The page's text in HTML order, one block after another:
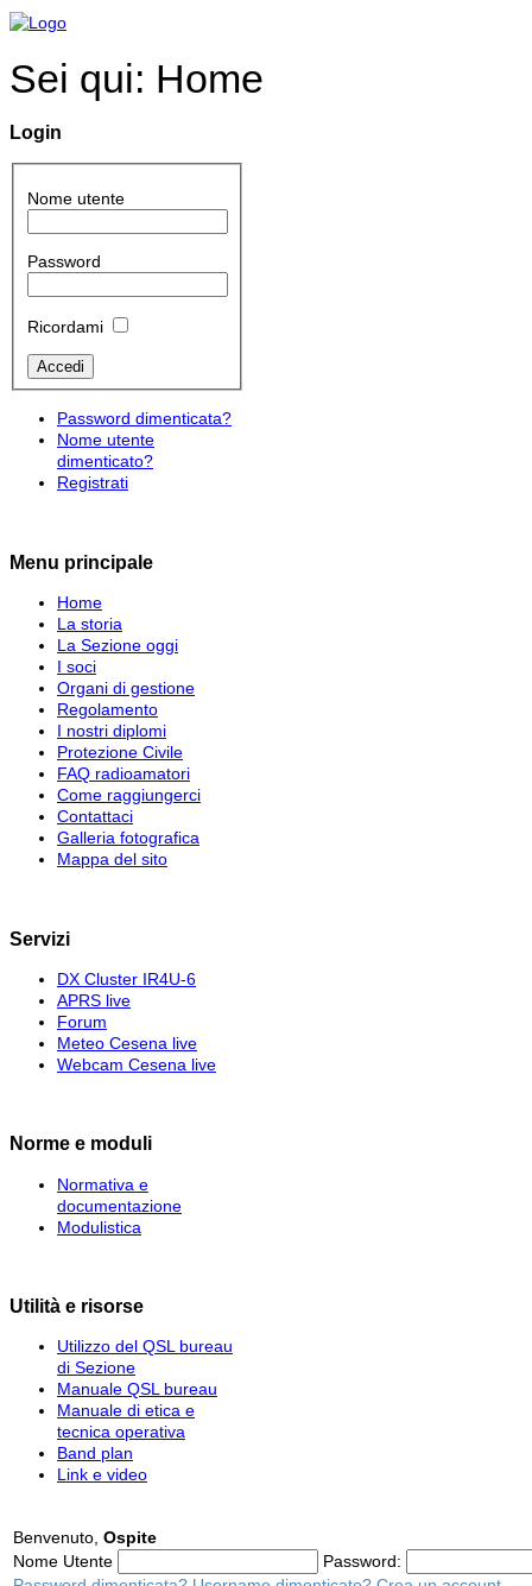
Sei qui: Home
Login
Nome utente
Password
Ricordami
Password dimenticata?
Nome utente
dimenticato?
Registrati
Menu principale
Home
La storia
La Sezione oggi
I soci
Organi di gestione
Regolamento
I nostri diplomi
Protezione Civile
FAQ radioamatori
Come raggiungerci
Contattaci
Galleria fotografica
Mappa del sito
Servizi
DX Cluster IR4U-6
APRS live
Forum
Meteo Cesena live
Webcam Cesena live
Norme e moduli
Normativa e
documentazione
Modulistica
Utilità e risorse
Utilizzo del QSL bureau
di Sezione
Manuale QSL bureau
Manuale di etica e
tecnica operativa
Band plan
Link e video
Benvenuto, Ospite
Nome Utente
Password: